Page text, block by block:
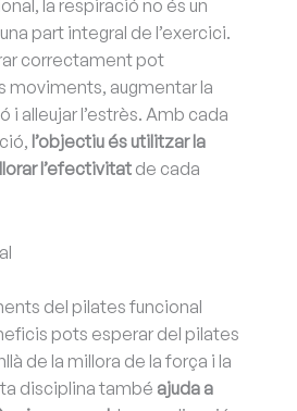
la respiració no és un
part integral de l’exercici.
correctament pot
moviments, augmentar la
alleujar l’estrès. Amb cada
l’objectiu és utilitzar la
l’efectivitat de cada
del pilates funcional
pots esperar del pilates
de la millora de la força i la
disciplina també ajuda a